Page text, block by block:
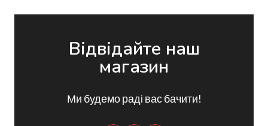
Відвідайте наш
магазин
Ми будемо раді вас бачити!